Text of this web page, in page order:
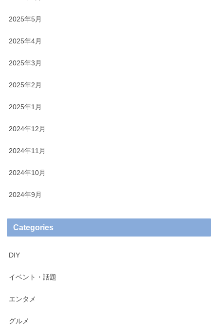
2025年5月
2025年4月
2025年3月
2025年2月
2025年1月
2024年12月
2024年11月
2024年10月
2024年9月
Categories
DIY
イベント・話題
エンタメ
グルメ